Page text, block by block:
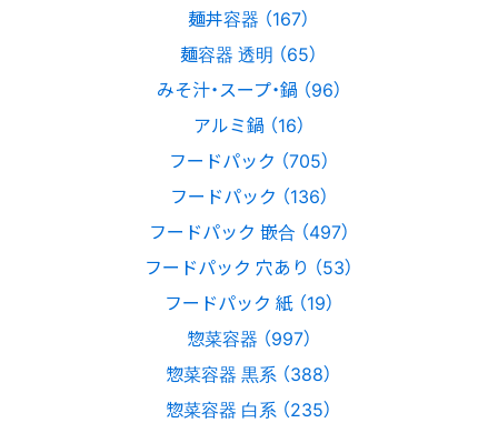
麺丼容器 （167）
麺容器 透明 （65）
みそ汁・スープ・鍋 （96）
アルミ鍋 （16）
フードパック （705）
フードパック （136）
フードパック 嵌合 （497）
フードパック 穴あり （53）
フードパック 紙 （19）
惣菜容器 （997）
惣菜容器 黒系 （388）
惣菜容器 白系 （235）